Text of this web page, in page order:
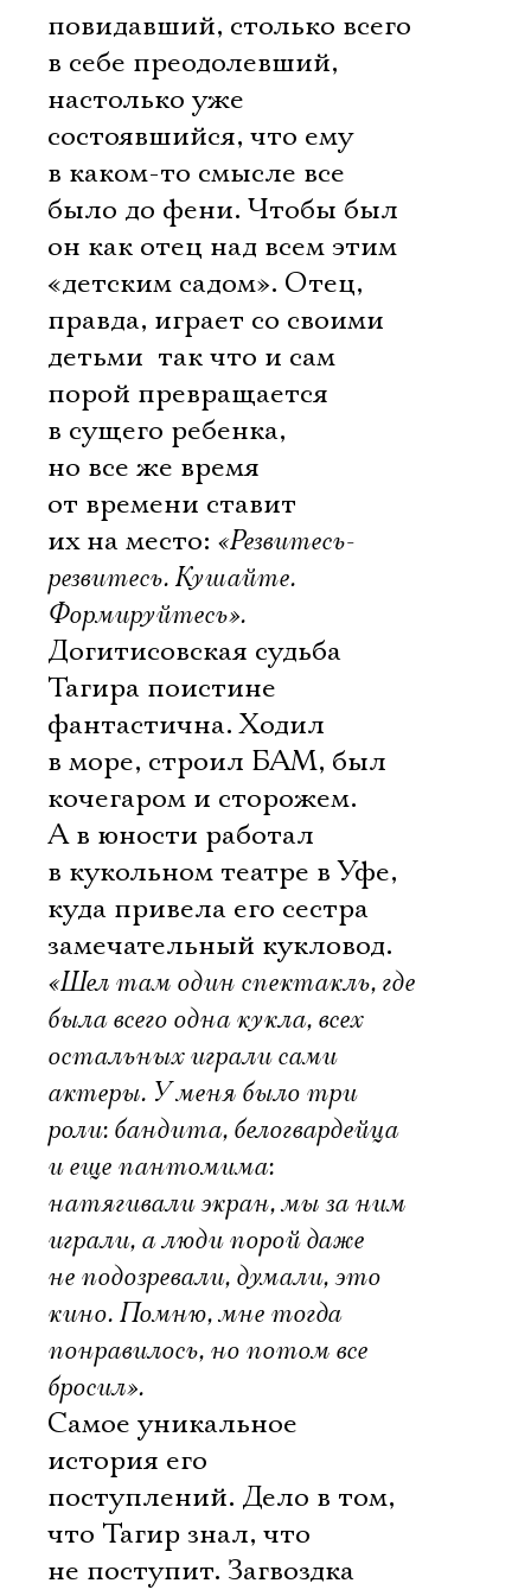
повидавший, столько всего
в себе преодолевший,
настолько уже
состоявшийся, что ему
в каком-то смысле все
было до фени. Чтобы был
он как отец над всем этим
«детским садом». Отец,
правда, играет со своими
детьми  так что и сам
порой превращается
в сущего ребенка, 
но все же время
от времени ставит
их на место: «Резвитесь-
резвитесь. Кушайте.
Формируйтесь».
Догитисовская судьба
Тагира поистине
фантастична. Ходил
в море, строил БАМ, был
кочегаром и сторожем.
А в юности работал
в кукольном театре в Уфе,
куда привела его сестра 
замечательный кукловод.
«Шел там один спектакль, где
была всего одна кукла, всех
остальных играли сами
актеры. У меня было три
роли: бандита, белогвардейца
и еще пантомима:
натягивали экран, мы за ним
играли, а люди порой даже
не подозревали, думали, это
кино. Помню, мне тогда
понравилось, но потом все
бросил».
Самое уникальное 
история его
поступлений. Дело в том,
что Тагир знал, что
не поступит. Загвоздка